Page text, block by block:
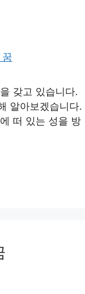
갖고 있습니다.
알아보겠습니다.
떠 있는 성을 방